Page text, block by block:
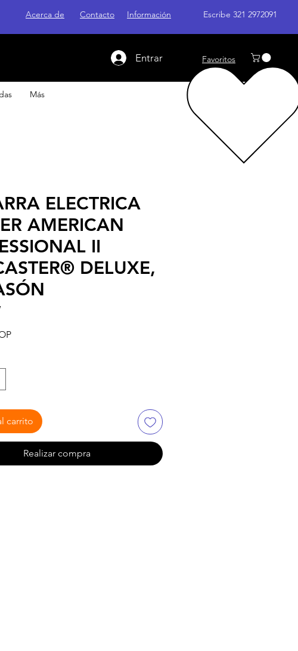
Acerca de Contacto Información Escribe 321 2972091
Entrar Favoritos
Más
ELECTRICA
AMERICAN
II
DELUXE,
Precio
carrito
Realizar compra